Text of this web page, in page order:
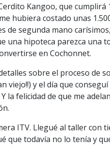
Kangoo, que
hubiera costado unas
de segunda mano
una hipoteca parezca
en Cochonnet.
sobre el proceso de
viejo!!) y el día que
la felicidad de que me
ITV. Llegué al taller con
que todavía no lo tenía y